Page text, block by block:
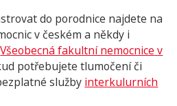
do porodnice najdete na
v českém a někdy i
Všeobecná fakultní nemocnice v
potřebujete tlumočení či
služby interkulurních